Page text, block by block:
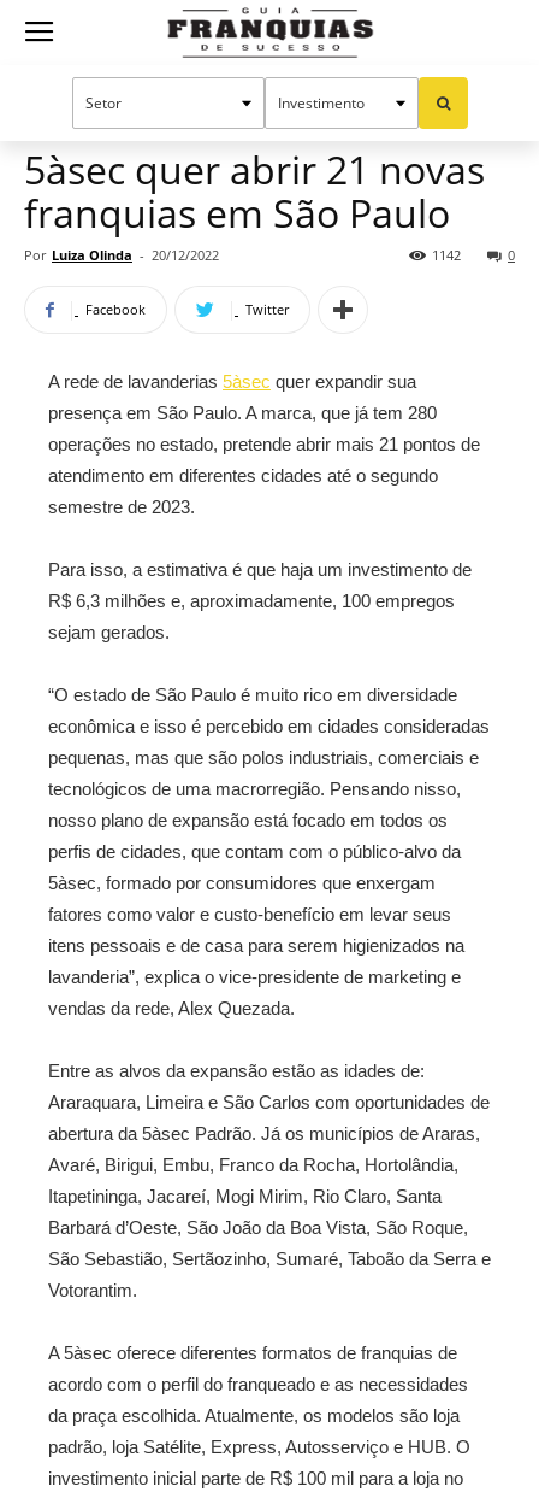
Guia
Mercado de franquias
5àsec quer abrir 21 novas
franquias em São Paulo
Por Luiza Olinda - 20/12/2022 0
1142
Facebook Twitter
A rede de lavanderias 5àsec quer expandir sua
presença em São Paulo. A marca, que já tem 280
operações no estado, pretende abrir mais 21 pontos de
atendimento em diferentes cidades até o segundo
semestre de 2023.
Para isso, a estimativa é que haja um investimento de
R$ 6,3 milhões e, aproximadamente, 100 empregos
sejam gerados.
“O estado de São Paulo é muito rico em diversidade
econômica e isso é percebido em cidades consideradas
pequenas, mas que são polos industriais, comerciais e
tecnológicos de uma macrorregião. Pensando nisso,
nosso plano de expansão está focado em todos os
perfis de cidades, que contam com o público-alvo da
5àsec, formado por consumidores que enxergam
fatores como valor e custo-benefício em levar seus
itens pessoais e de casa para serem higienizados na
lavanderia”, explica o vice-presidente de marketing e
vendas da rede, Alex Quezada.
Entre as alvos da expansão estão as idades de:
Araraquara, Limeira e São Carlos com oportunidades de
abertura da 5àsec Padrão. Já os municípios de Araras,
Avaré, Birigui, Embu, Franco da Rocha, Hortolândia,
Itapetininga, Jacareí, Mogi Mirim, Rio Claro, Santa
Barbará d’Oeste, São João da Boa Vista, São Roque,
São Sebastião, Sertãozinho, Sumaré, Taboão da Serra e
Votorantim.
A 5àsec oferece diferentes formatos de franquias de
acordo com o perfil do franqueado e as necessidades
da praça escolhida. Atualmente, os modelos são loja
padrão, loja Satélite, Express, Autosserviço e HUB. O
investimento inicial parte de R$ 100 mil para a loja no